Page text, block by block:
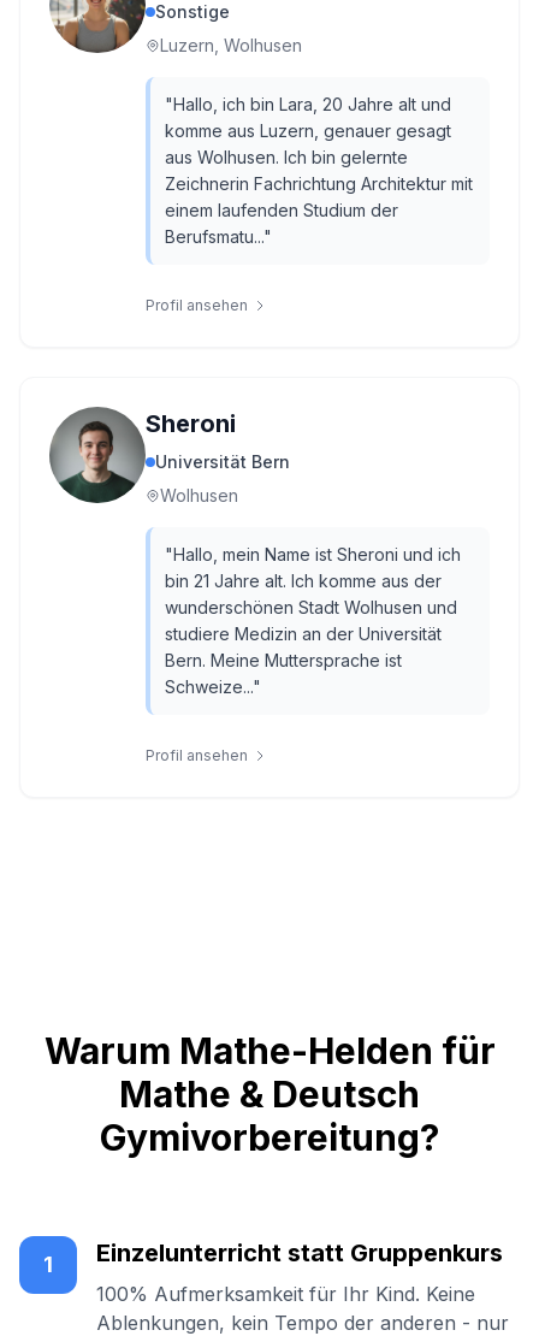
Sonstige
Luzern, Wolhusen
"Hallo, ich bin Lara, 20 Jahre alt und
komme aus Luzern, genauer gesagt
aus Wolhusen. Ich bin gelernte
Zeichnerin Fachrichtung Architektur mit
einem laufenden Studium der
Berufsmatu..."
Profil ansehen
Sheroni
Universität Bern
Wolhusen
"Hallo, mein Name ist Sheroni und ich
bin 21 Jahre alt. Ich komme aus der
wunderschönen Stadt Wolhusen und
studiere Medizin an der Universität
Bern. Meine Muttersprache ist
Schweize..."
Profil ansehen
Warum Mathe-Helden für
Mathe & Deutsch
Gymivorbereitung?
1 Einzelunterricht statt Gruppenkurs
100% Aufmerksamkeit für Ihr Kind. Keine
Ablenkungen, kein Tempo der anderen - nur